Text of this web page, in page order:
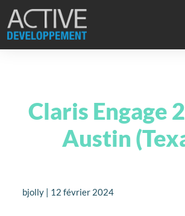
Claris Engage
Austin
bjolly | 12 février 2024